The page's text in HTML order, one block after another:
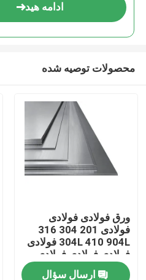
محصولات
فیلم های
ادامه هید
محصولات توصیه شده
ورق فولادی فولادی
فولادی 201 304 316
304L 410 904L فولادی
فولادی فولادی فولادی
ارسال سؤال